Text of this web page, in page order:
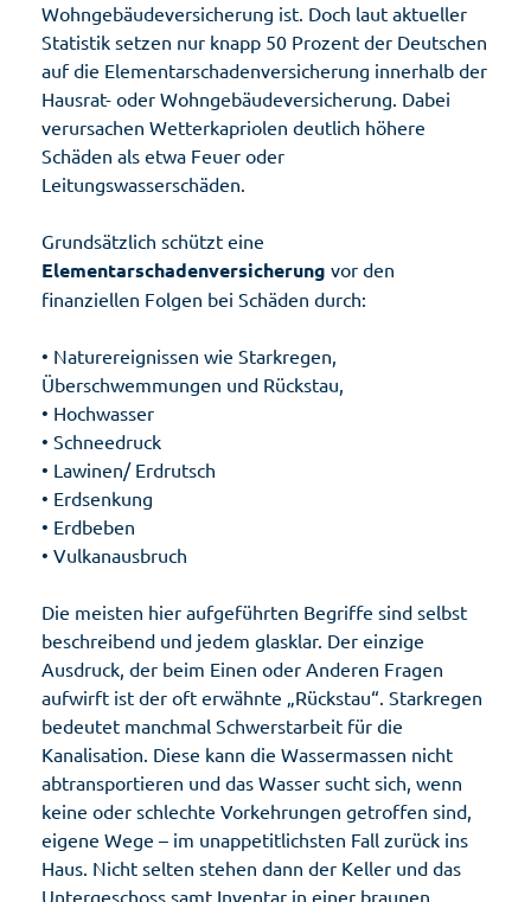
Wohngebäudeversicherung ist. Doch laut aktueller
Statistik setzen nur knapp 50 Prozent der Deutschen
auf die Elementarschadenversicherung innerhalb der
Hausrat- oder Wohngebäudeversicherung. Dabei
verursachen Wetterkapriolen deutlich höhere
Schäden als etwa Feuer oder
Leitungswasserschäden.
Grundsätzlich schützt eine
Elementarschadenversicherung vor den
finanziellen Folgen bei Schäden durch:
• Naturereignissen wie Starkregen,
Überschwemmungen und Rückstau,
• Hochwasser
• Schneedruck
• Lawinen/ Erdrutsch
• Erdsenkung
• Erdbeben
• Vulkanausbruch
Die meisten hier aufgeführten Begriffe sind selbst
beschreibend und jedem glasklar. Der einzige
Ausdruck, der beim Einen oder Anderen Fragen
aufwirft ist der oft erwähnte „Rückstau“. Starkregen
bedeutet manchmal Schwerstarbeit für die
Kanalisation. Diese kann die Wassermassen nicht
abtransportieren und das Wasser sucht sich, wenn
keine oder schlechte Vorkehrungen getroffen sind,
eigene Wege – im unappetitlichsten Fall zurück ins
Haus. Nicht selten stehen dann der Keller und das
Untergeschoss samt Inventar in einer braunen